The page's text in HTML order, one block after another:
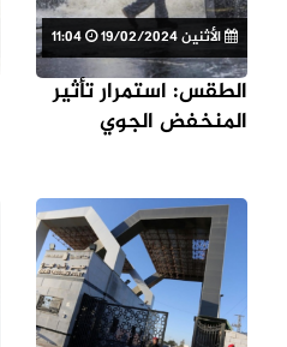
الأثنين 19/02/2024
الطقس: استمرار تأثير
المنخفض الجوي